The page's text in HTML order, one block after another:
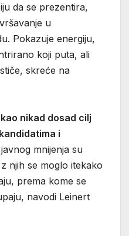
da se prezentira,
u
Pokazuje energiju,
koji puta, ali
skreće na
nikad dosad cilj
i
mnijenja su
njih se moglo itekako
prema kome se
navodi Leinert